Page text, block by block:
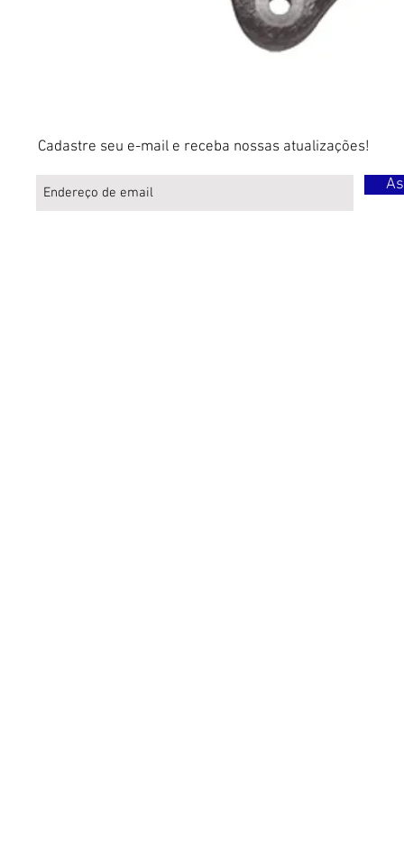
Cadastre seu e-mail e receba nossas atualizações!